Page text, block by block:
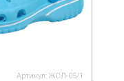
Артикул: ЖСЛ-05/1